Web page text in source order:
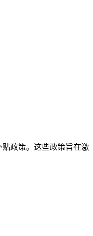
政策。这些政策旨在激